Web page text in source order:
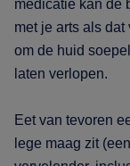
medicatie kan de
met je arts als
om de huid
laten verlopen.
Eet van tevoren
lege maag zit